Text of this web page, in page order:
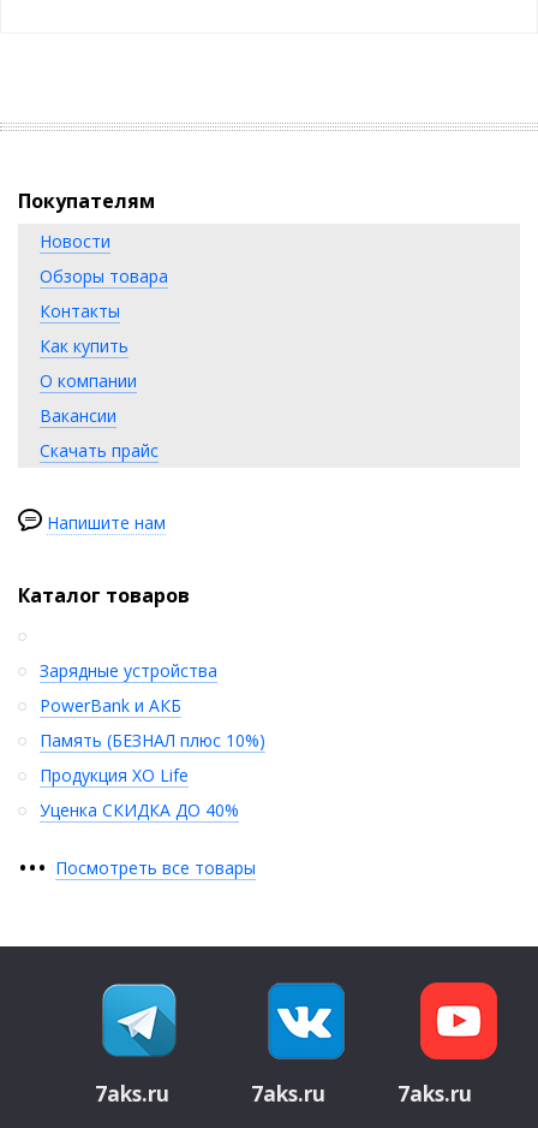
Покупателям
Новости
Обзоры товара
Контакты
Как купить
О компании
Вакансии
Скачать прайс
Напишите нам
Каталог товаров
Зарядные устройства
PowerBank и АКБ
Память (БЕЗНАЛ плюс 10%)
Продукция XO Life
Уценка СКИДКА ДО 40%
••• Посмотреть все товары
7aks.ru 7aks.ru 7aks.ru